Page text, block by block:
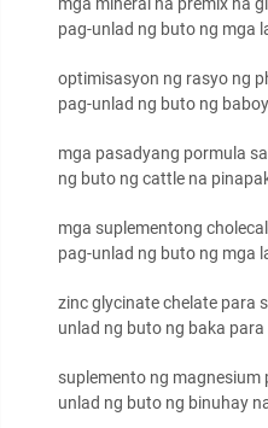
pag-unlad ng buto ng mga
optimisasyon ng rasyo ng
pag-unlad ng buto ng baboy
mga pasadyang pormula
ng buto ng cattle na
mga suplementong
pag-unlad ng buto ng mga
zinc glycinate chelate para
unlad ng buto ng baka para
suplemento ng
unlad ng buto ng binuhay